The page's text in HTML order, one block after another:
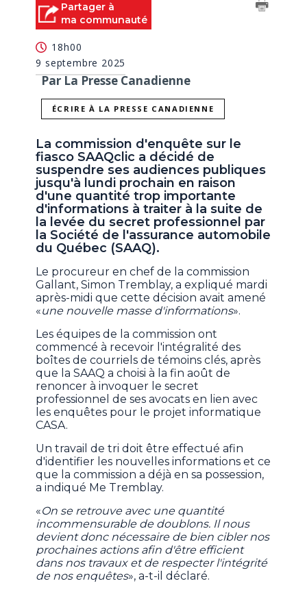
Partager à
ma communauté
18h00
9 septembre 2025
Par La Presse Canadienne
ÉCRIRE À LA PRESSE CANADIENNE
La commission d'enquête sur le
fiasco SAAQclic a décidé de
suspendre ses audiences publiques
jusqu'à lundi prochain en raison
d'une quantité trop importante
d'informations à traiter à la suite de
la levée du secret professionnel par
la Société de l'assurance automobile
du Québec (SAAQ).
Le procureur en chef de la commission
Gallant, Simon Tremblay, a expliqué mardi
après-midi que cette décision avait amené
«une nouvelle masse d'informations».
Les équipes de la commission ont
commencé à recevoir l'intégralité des
boîtes de courriels de témoins clés, après
que la SAAQ a choisi à la fin août de
renoncer à invoquer le secret
professionnel de ses avocats en lien avec
les enquêtes pour le projet informatique
CASA.
Un travail de tri doit être effectué afin
d'identifier les nouvelles informations et ce
que la commission a déjà en sa possession,
a indiqué Me Tremblay.
«On se retrouve avec une quantité
incommensurable de doublons. Il nous
devient donc nécessaire de bien cibler nos
prochaines actions afin d'être efficient
dans nos travaux et de respecter l'intégrité
de nos enquêtes», a-t-il déclaré.